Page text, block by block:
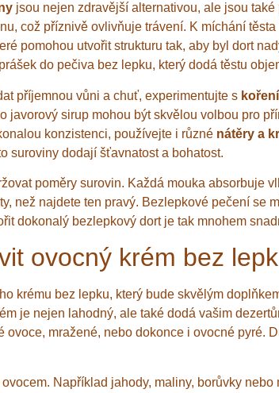
jsou nejen zdravější alternativou, ale jsou
což příznivě ovlivňuje trávení. K míchání těsta
pomohou utvořit strukturu tak, aby byl dort
do pečiva bez lepku, který dodá těstu
příjemnou vůni a chuť, experimentujte s
javorový sirup mohou být skvělou volbou pro
konzistenci, používejte i různé nátěry a
suroviny dodají šťavnatost a bohatost.
poměry surovin. Každá mouka absorbuje
než najdete ten pravý. Bezlepkové pečení se
dokonalý bezlepkový dort je tak mnohem
ovocný krém bez
krému bez lepku, který bude skvělým
je nejen lahodný, ale také dodá vašim
ovoce, mražené, nebo dokonce i ovocné pyré.
Například jahody, maliny, borůvky